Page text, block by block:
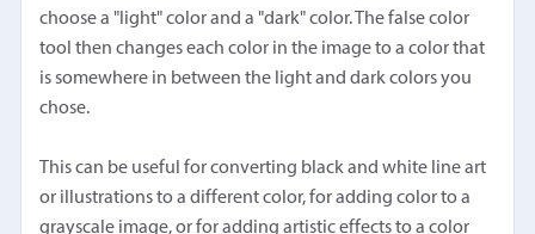
choose a "light" color and a "dark" color. The false color
tool then changes each color in the image to a color that
is somewhere in between the light and dark colors you
chose.
This can be useful for converting black and white line art
or illustrations to a different color, for adding color to a
grayscale image, or for adding artistic effects to a color